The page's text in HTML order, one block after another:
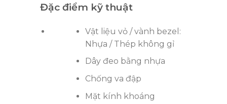
Đặc điểm kỹ thuật
Vật liệu vỏ / vành bezel:
Nhựa / Thép không gỉ
Dây đeo bằng nhựa
Chống va đập
Mặt kính khoáng